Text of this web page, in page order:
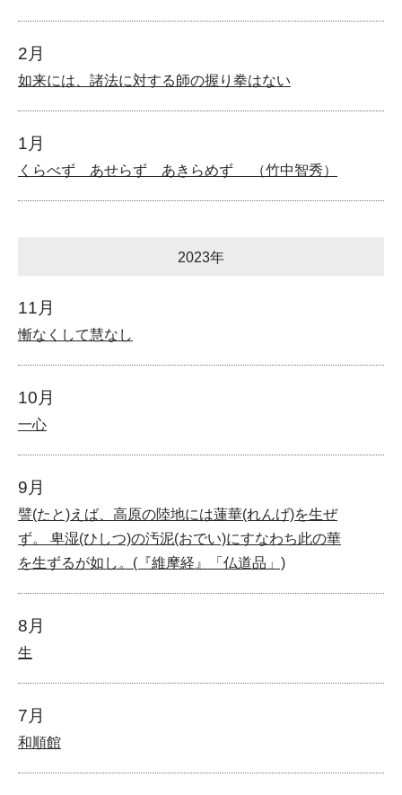
2月
如来には、諸法に対する師の握り拳はない
1月
くらべず あせらず あきらめず （竹中智秀）
2023年
11月
慚なくして慧なし
10月
一心
9月
譬(たと)えば、高原の陸地には蓮華(れんげ)を生ぜ
ず。 卑湿(ひしつ)の汚泥(おでい)にすなわち此の華
を生ずるが如し。(『維摩経』「仏道品」)
8月
生
7月
和順館